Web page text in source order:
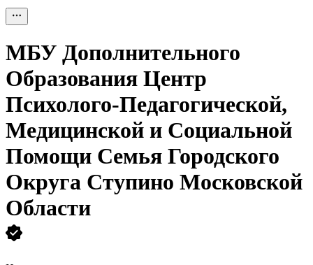
МБУ Дополнительного
Образования Центр
Психолого-Педагогической,
Медицинской и Социальной
Помощи Семья Городского
Округа Ступино Московской
Области